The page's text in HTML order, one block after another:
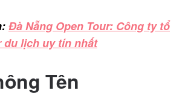
Đà Nẵng Open Tour: Công ty tổ
lịch uy tín nhất
Tên